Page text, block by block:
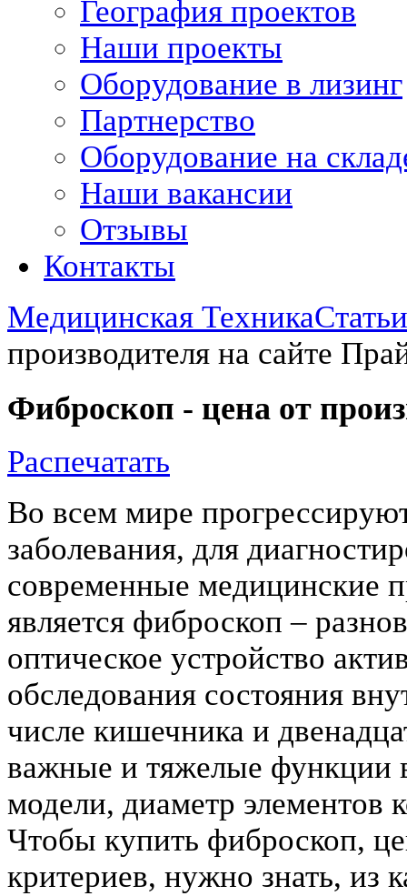
География проектов
Наши проекты
Оборудование в лизинг
Партнерство
Оборудование на
Наши вакансии
Отзывы
Контакты
Медицинская ТехникаСтатьи
производителя на сайте
Фиброскоп - цена от
Распечатать
Во всем мире
заболевания, для
современные медицинские
является фиброскоп –
оптическое устройство
обследования состояния
числе кишечника и
важные и тяжелые функции
модели, диаметр
Чтобы купить фиброскоп,
критериев, нужно знать, из